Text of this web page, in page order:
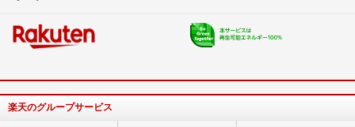
楽天のグループサービス